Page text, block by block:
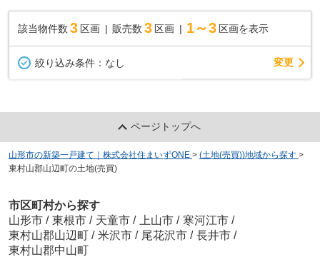
該当物件数 3 区画 販売数 3 区画 1～3 区画を表示
絞り込み条件： なし 変更
ページトップへ
山形市の新築一戸建て｜株式会社住まいずONE > (土地(売買))地域から探す >
東村山郡山辺町の土地(売買)
市区町村から探す
山形市 / 東根市 / 天童市 / 上山市 / 寒河江市 /
東村山郡山辺町 / 米沢市 / 尾花沢市 / 長井市 /
東村山郡中山町